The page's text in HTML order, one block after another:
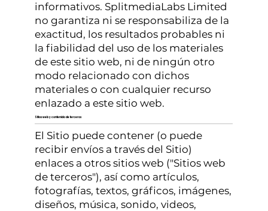
informativos. SplitmediaLabs Limited
no garantiza ni se responsabiliza de la
exactitud, los resultados probables ni
la fiabilidad del uso de los materiales
de este sitio web, ni de ningún otro
modo relacionado con dichos
materiales o con cualquier recurso
enlazado a este sitio web.
Sitios web y contenido de terceros
El Sitio puede contener (o puede
recibir envíos a través del Sitio)
enlaces a otros sitios web ("Sitios web
de terceros"), así como artículos,
fotografías, textos, gráficos, imágenes,
diseños, música, sonido, videos,